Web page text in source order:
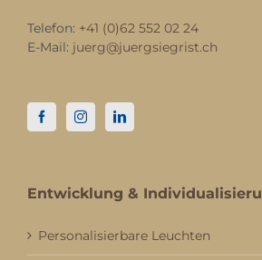
Telefon: +41 (0)62 552 02 24
E-Mail: juerg@juergsiegrist.ch
Entwicklung &
Personalisierbare Leuchten